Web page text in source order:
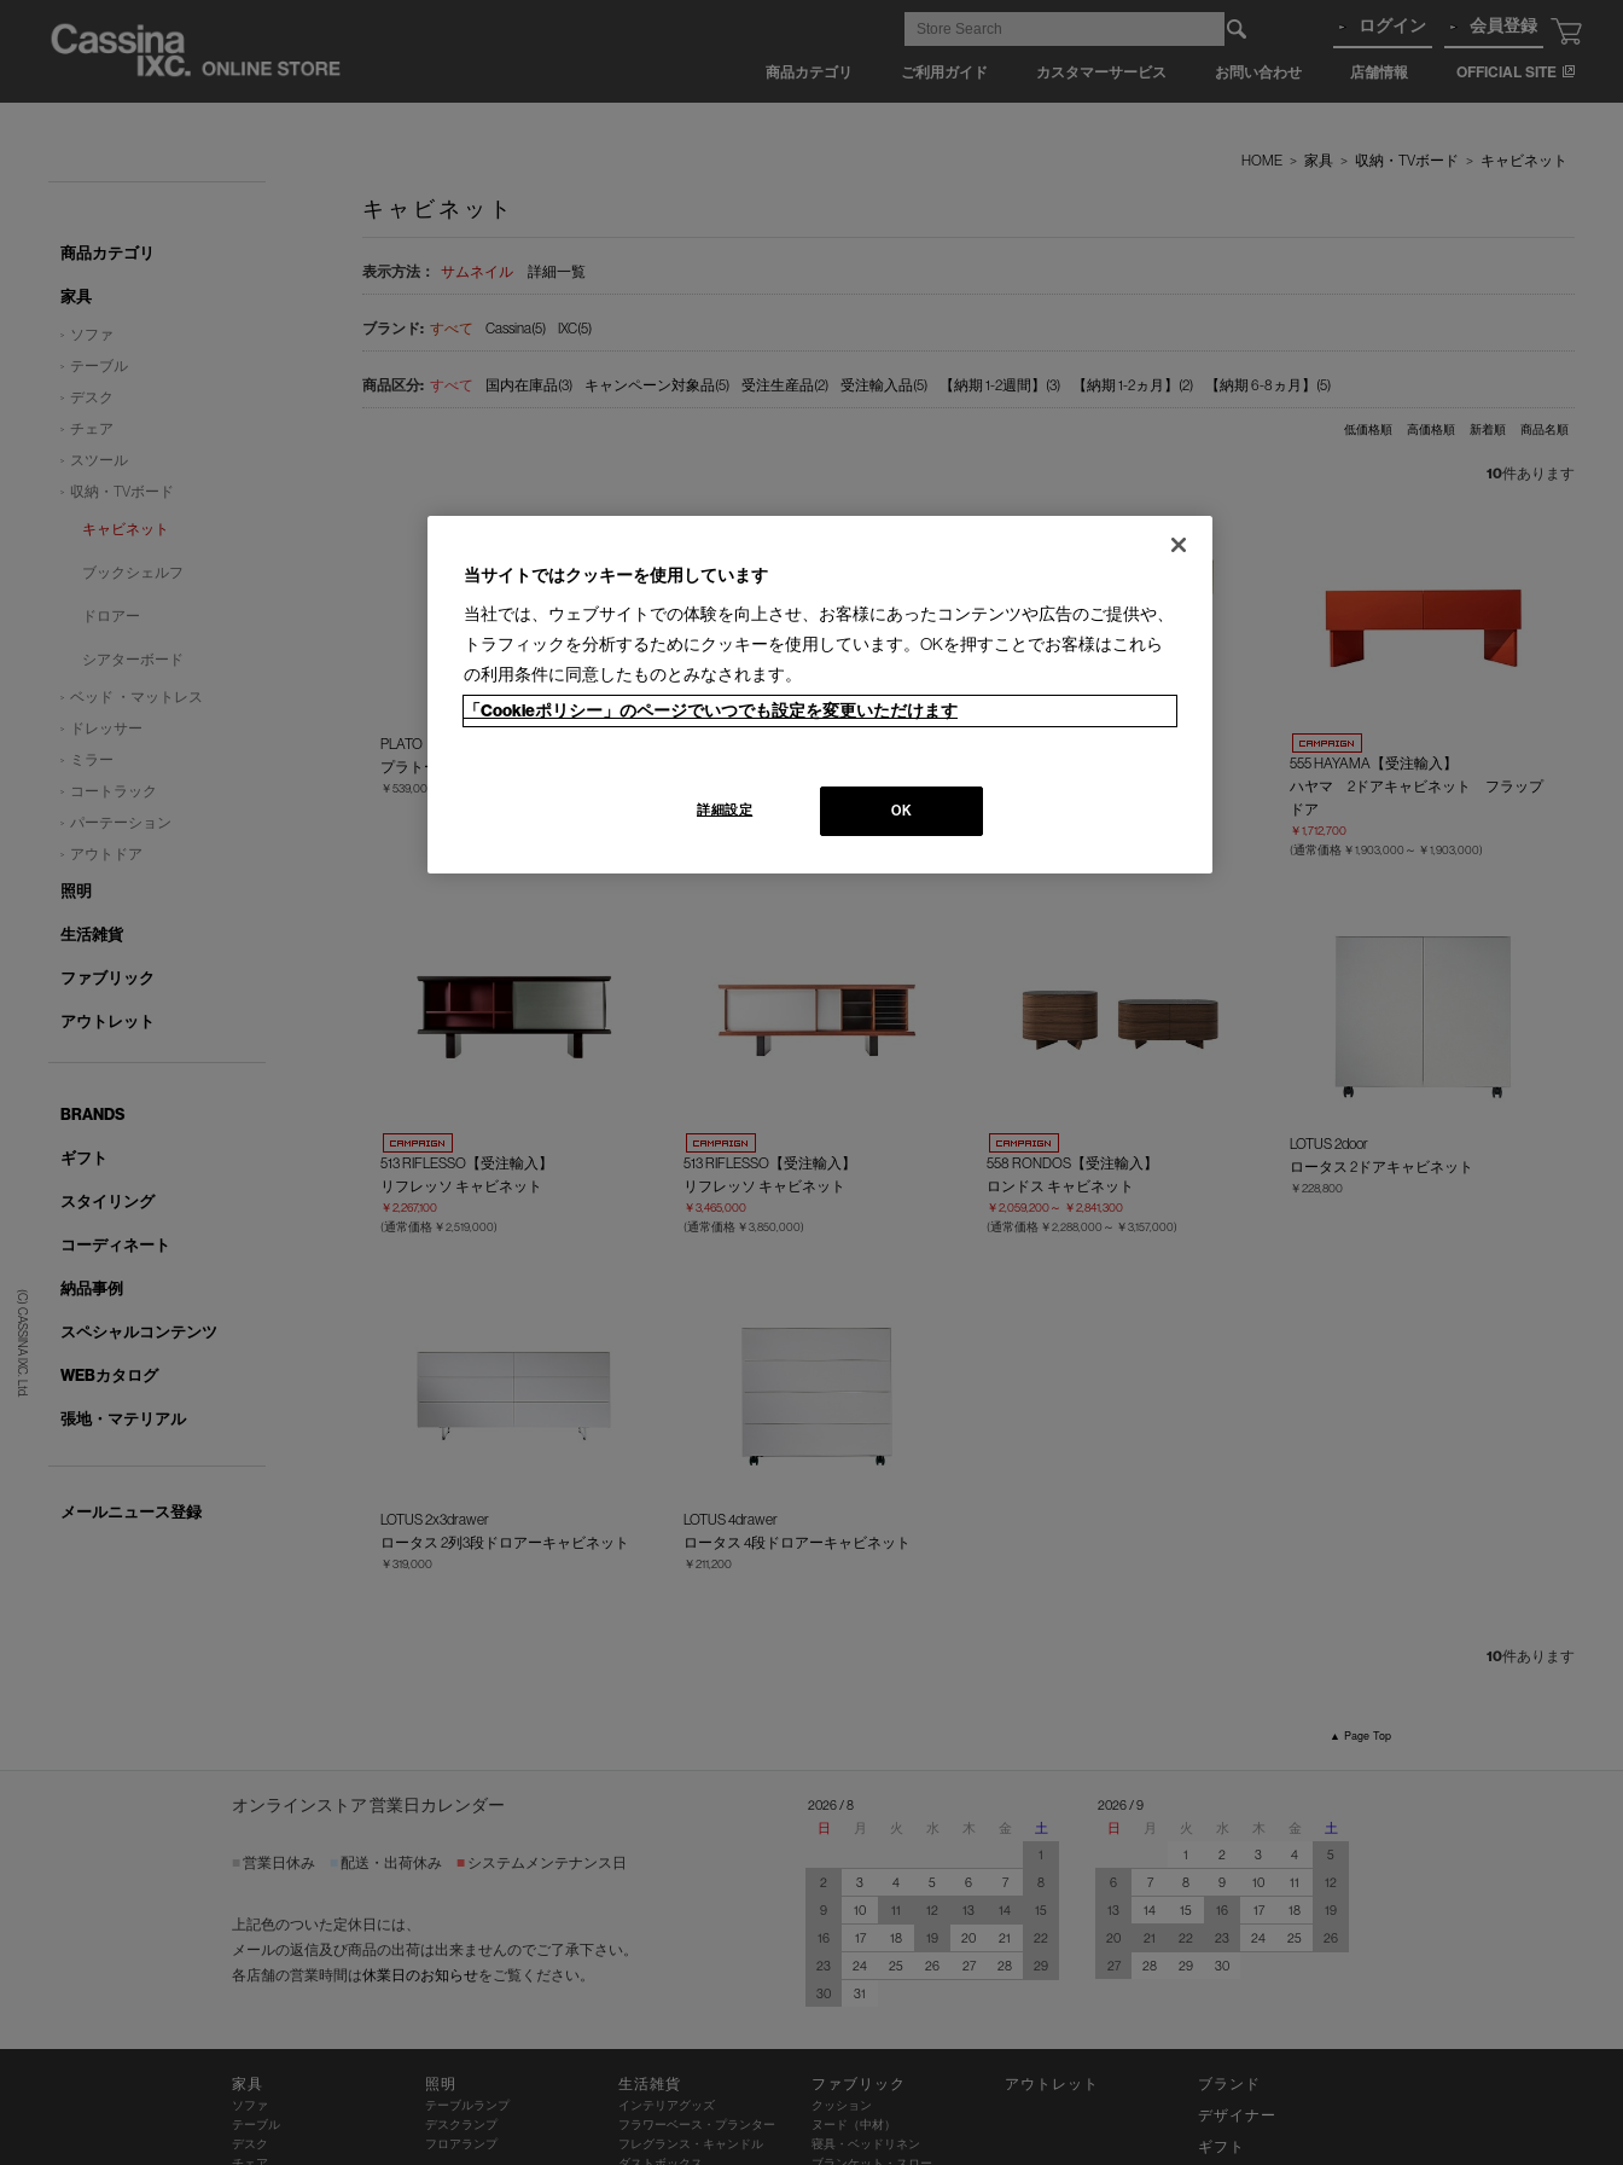
商品カテゴリ ご利用ガイド カスタマーサービス お問い合わせ 店舗情報 OFFICIAL SITE
ログイン 会員登録
(C) CASSINA IXC. Ltd.
HOME > 家具 > 収納・TVボード > キャビネット
キャビネット
表示方法： サムネイル 詳細一覧
すべて Cassina(5) IXC(5)
すべて 国内在庫品(3) キャンペーン対象品(5) 受注生産品(2) 受注輸入品(5) 【納期 1-2週間】(3) 【納期 1-2ヵ月】(2) 【納期 6-8ヵ月】(5)
低価格順 高価格順 新着順 商品名順
10件あります
PLATO【受注輸入】
プラトー サイドキャビネット
￥539,000～
555 HAYAMA【受注輸入】
ハヤマ 2ドアキャビネット フラップ
ドア
￥1,712,700
(通常価格 ￥1,903,000～ ￥1,903,000)
513 RIFLESSO【受注輸入】
リフレッソ キャビネット
￥2,267,100
(通常価格 ￥2,519,000)
513 RIFLESSO【受注輸入】
リフレッソ キャビネット
￥3,465,000
(通常価格 ￥3,850,000)
558 RONDOS【受注輸入】
ロンドス キャビネット
￥2,059,200～ ￥2,841,300
(通常価格 ￥2,288,000～ ￥3,157,000)
LOTUS 2door
ロータス 2ドアキャビネット
￥228,800
LOTUS 2x3drawer
ロータス 2列3段ドロアーキャビネット
￥319,000
LOTUS 4drawer
ロータス 4段ドロアーキャビネット
￥211,200
10件あります
商品カテゴリ
家具
ソファ
テーブル
デスク
チェア
スツール
収納・TVボード
キャビネット
ブックシェルフ
ドロアー
シアターボード
ベッド ・マットレス
ドレッサー
ミラー
コートラック
パーテーション
アウトドア
照明
生活雑貨
ファブリック
アウトレット
BRANDS
ギフト
スタイリング
コーディネート
納品事例
スペシャルコンテンツ
WEBカタログ
張地・マテリアル
メールニュース登録
▲ Page Top
オンラインストア 営業日カレンダー
営業日休み 配送・出荷休み ■ システムメンテナンス日
上記色のついた定休日には、
メールの返信及び商品の出荷は出来ませんのでご了承下さい。
各店舗の営業時間は休業日のお知らせをご覧ください。
2026 / 8
日
月 火 水 木 金
土
1
2
3 4 5 6 7
8
9
10 11 12 13 14
15
16
17 18 19 20 21
22
23
24 25 26 27 28
29
30
31
2026 / 9
日
月 火 水 木 金
土
1
2 3 4
5
6
7 8 9 10 11
12
13
14 15 16 17 18
19
20
21 22 23 24 25
26
27
28 29 30
家具
ソファ
テーブル
デスク
照明
テーブルランプ
デスクランプ
フロアランプ
生活雑貨
インテリアグッズ
フラワーベース・プランター
フレグランス・キャンドル
ファブリック
クッション
ヌード（中材）
寝具・ベッドリネン
アウトレット
ブランド
デザイナー
ギフト
当サイトではクッキーを使用しています
当社では、ウェブサイトでの体験を向上させ、お客様にあったコンテンツや広告のご提供や、
トラフィックを分析するためにクッキーを使用しています。OKを押すことでお客様はこれら
の利用条件に同意したものとみなされます。
「Cookieポリシー」のページでいつでも設定を変更いただけます
OK
詳細設定